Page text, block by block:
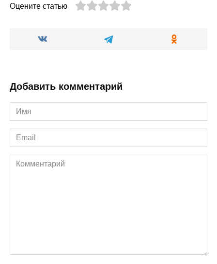
Оцените статью
Добавить комментарий
Имя
*
Email
*
Комментарий